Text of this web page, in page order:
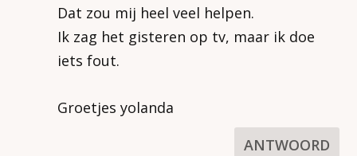
Dat zou mij heel veel helpen.
Ik zag het gisteren op tv, maar ik doe
iets fout.
Groetjes yolanda
ANTWOORD